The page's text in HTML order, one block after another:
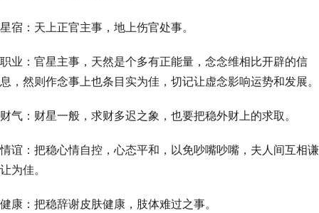
星宿：天上正官主事，地上伤官处事。
职业：官星主事，天然是个多有正能量，念念维相比开辟的信
息，然则作念事上也条目实为佳，切记让虚念影响运势和发展。
财气：财星一般，求财多迟之象，也要把稳外财上的求取。
情谊：把稳心情自控，心态平和，以免吵嘴吵嘴，夫人间互相谦
让为佳。
健康：把稳辞谢皮肤健康，肢体难过之事。